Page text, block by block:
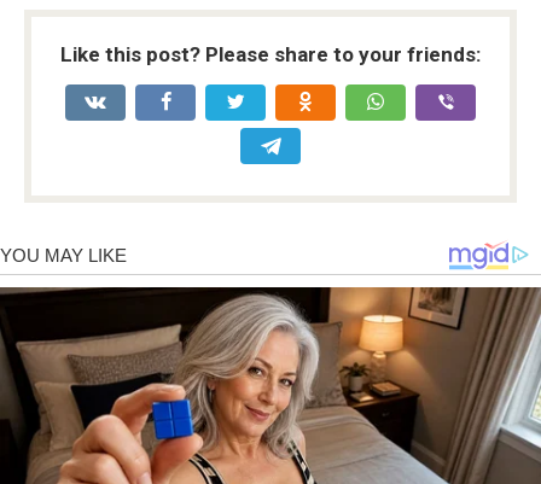
Like this post? Please share to your friends: